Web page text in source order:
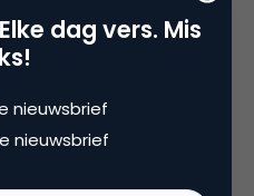
daar goed mee om
hoe je kan meten of
pagina staat
toch veel individuele
dus bijna niet meer
dag vers. Mis
nieuwsbrief
nieuwsbrief